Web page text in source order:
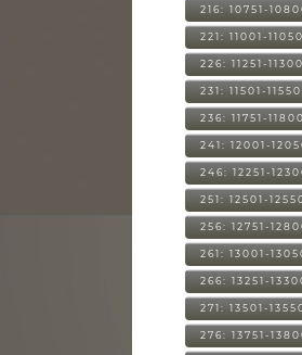
216: 10751-
221: 11001-11050
226: 11251-11300
231: 11501-11550
236: 11751-11800
241: 12001-
246: 12251-
251: 12501-
256: 12751-
261: 13001-
266: 13251-
271: 13501-
276: 13751-